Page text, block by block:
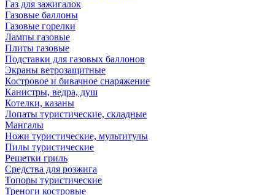
Газ для зажигалок
Газовые баллоны
Газовые горелки
Лампы газовые
Плиты газовые
Подставки для газовых баллонов
Экраны ветрозащитные
Костровое и бивачное снаряжение
Канистры, ведра, душ
Котелки, казаны
Лопаты туристические, складные
Мангалы
Ножи туристические, мультитулы
Пилы туристические
Решетки гриль
Средства для розжига
Топоры туристические
Треноги костровые